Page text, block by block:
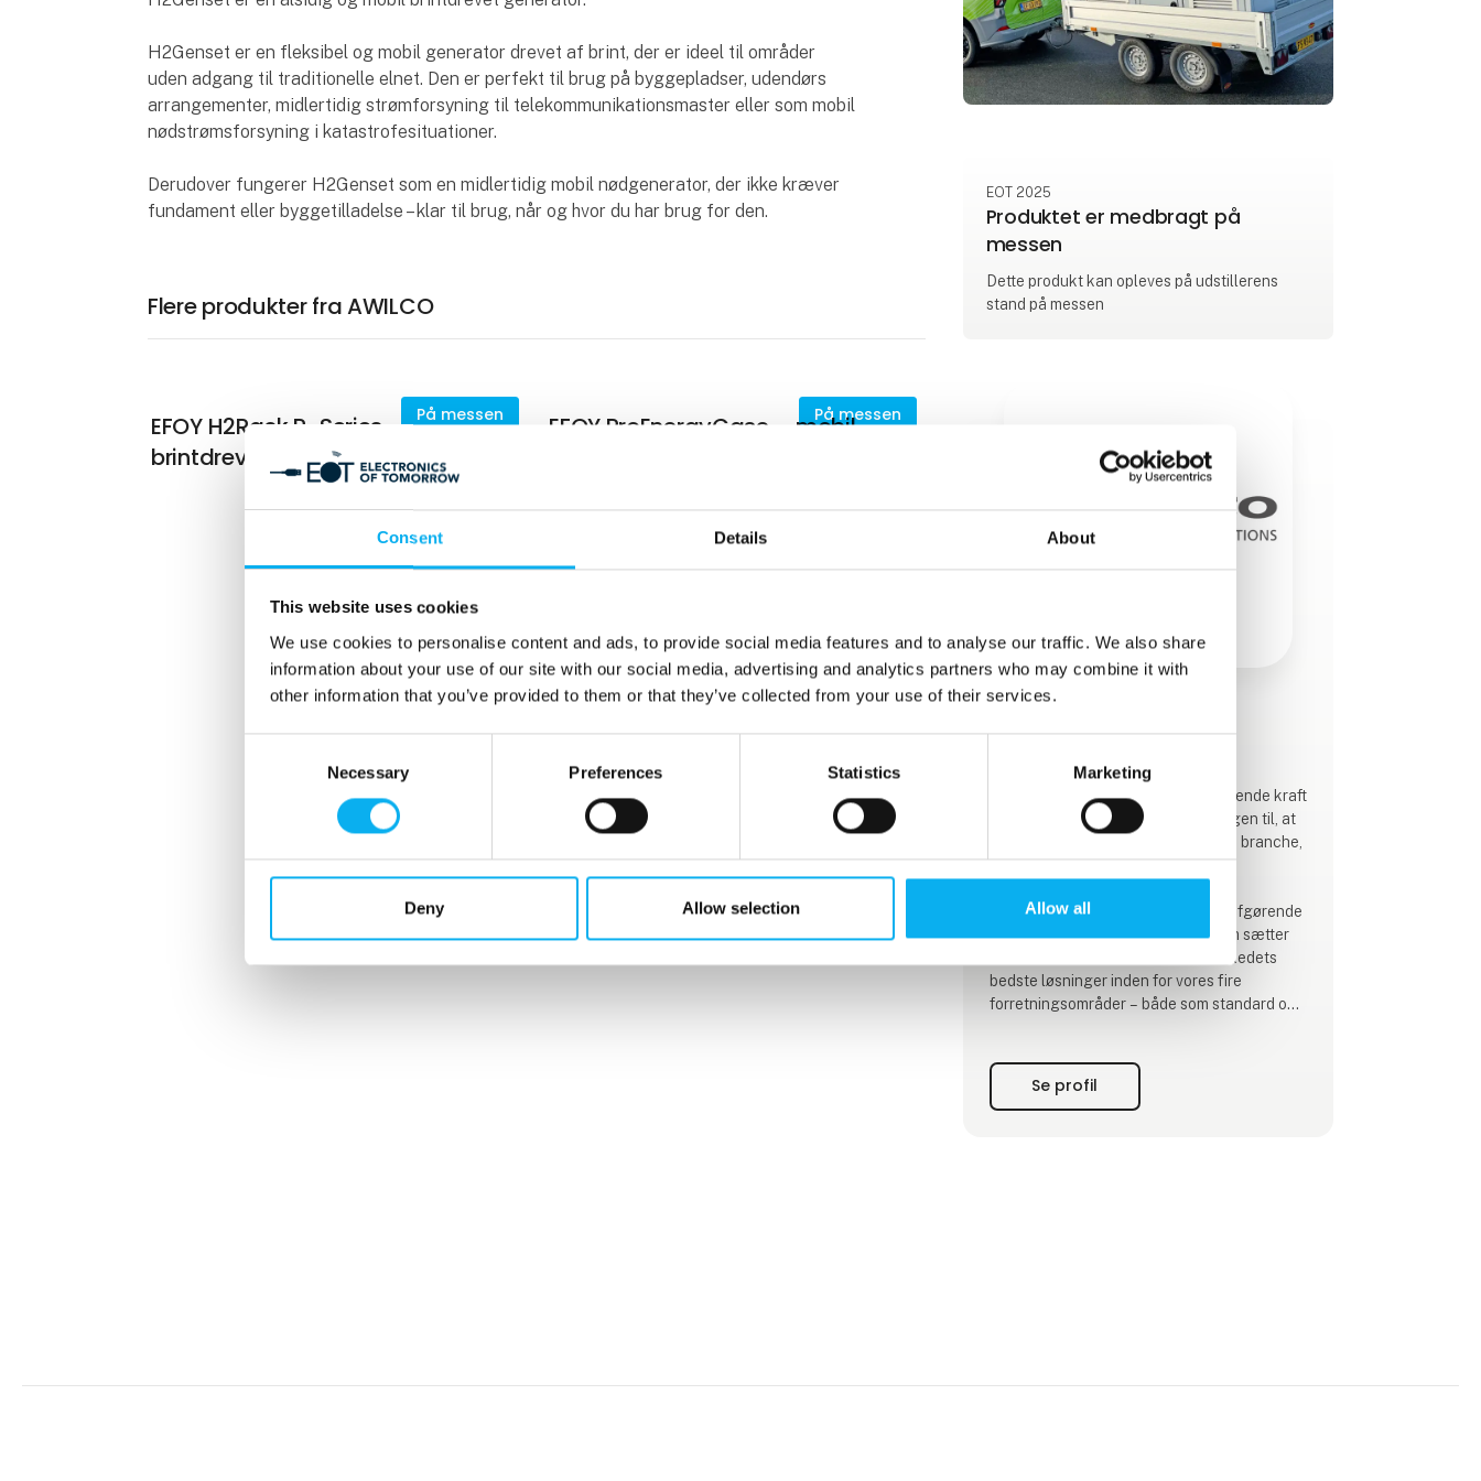
Consent Details About
This website uses cookies
We use cookies to personalise content and ads, to provide social media features and to analyse our traffic. We also share
information about your use of our site with our social media, advertising and analytics partners who may combine it with
other information that you’ve provided to them or that they’ve collected from your use of their services.
Necessary Preferences Statistics Marketing
Deny Allow selection Allow all
H2Genset er en fleksibel og mobil generator drevet af brint, der er ideel til områder
uden adgang til traditionelle elnet. Den er perfekt til brug på byggepladser, udendørs
arrangementer, midlertidig strømforsyning til telekommunikationsmaster eller som mobil
nødstrømsforsyning i katastrofesituationer.
Derudover fungerer H2Genset som en midlertidig mobil nødgenerator, der ikke kræver
fundament eller byggetilladelse – klar til brug, når og hvor du har brug for den.
Flere produkter fra AWILCO
På messen
EFOY H2Rack R-Series –
brintdrevet backup-løsning
På messen
EFOY ProEnergyCase – mobil
EOT 2025
Produktet er medbragt på
messen
Dette produkt kan opleves på udstillerens
stand på messen
Innovation og fleksibilitet er en drivende kraft
bag AWILCO og en stor del af årsagen til, at
vi har eksisteret mere end 50 år i en branche,
som faktisk ikke er meget ældre.
I løbet af årene har vi opsamlet en afgørende
mængde erfaring og knowhow, som sætter
os i stand til at levere nogle af markedets
bedste løsninger inden for vores fire
forretningsområder – både som standard og
> BATTERILØSNINGER
Langtidsholdbare og genopladelige
Se profil